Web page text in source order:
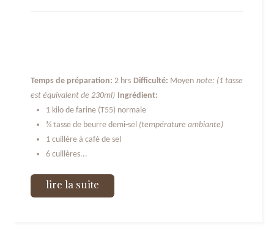
Temps de préparation: 2 hrs Difficulté: Moyen note: (1 tasse
est équivalent de 230ml) Ingrédient:
1 kilo de farine (T55) normale
¾ tasse de beurre demi-sel (température ambiante)
1 cuillère à café de sel
6 cuillères...
lire la suite